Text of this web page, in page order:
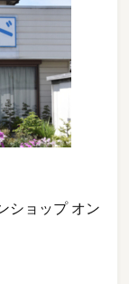
ショップ オン